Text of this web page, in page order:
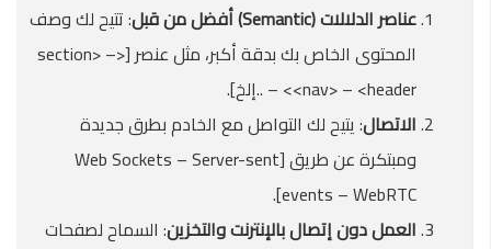
عناصر الدلالات (Semantic) أفضل من قبل: تتيح لك وصف
المحتوى الخاص بك بدقة أكبر، مثل عنصر [<section> –
<nav> – <header> – ..إلخ].
الاتصال: يتيح لك التواصل مع الخادم بطرق جديدة
ومبتكرة عن طريق [Web Sockets – Server-sent
events – WebRTC].
العمل دون إتصال بالإنترنت والتخزين: السماح لصفحات